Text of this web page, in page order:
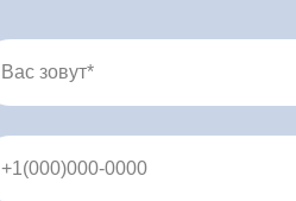
Вас зовут*
+1(000)000-0000